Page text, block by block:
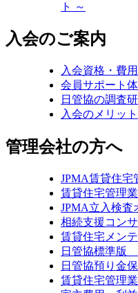
ト ～
入会のご案内
入会資格・費
会員サポート体
日管協の調査
入会のメリット
管理会社の方へ
JPMA賃貸住宅
賃貸住宅管理
JPMA立入検査
相続支援コン
賃貸住宅メン
日管協標準版
日管協預り金
賃貸住宅管理